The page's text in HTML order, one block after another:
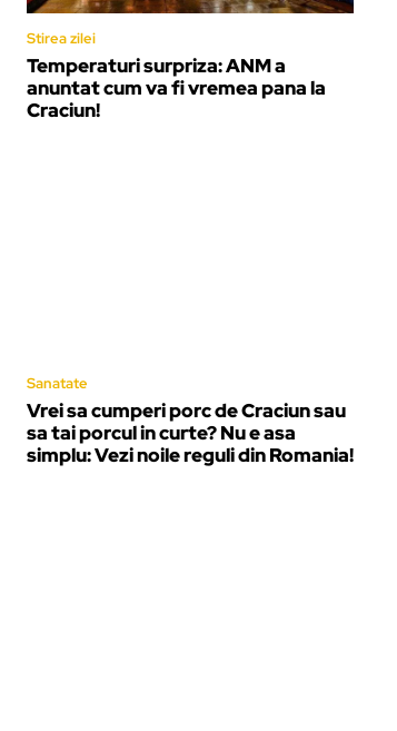
Stirea zilei
Temperaturi surpriza: ANM a
anuntat cum va fi vremea pana la
Craciun!
Sanatate
Vrei sa cumperi porc de Craciun sau
sa tai porcul in curte? Nu e asa
simplu: Vezi noile reguli din Romania!